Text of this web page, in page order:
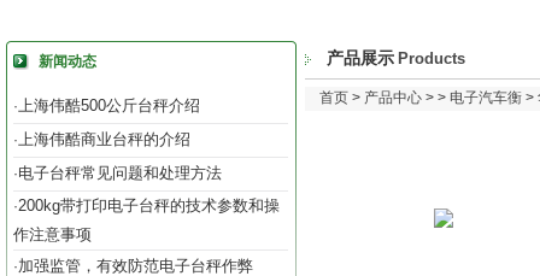
新闻动态
·上海伟酷500公斤台秤介绍
·上海伟酷商业台秤的介绍
·电子台秤常见问题和处理方法
·200kg带打印电子台秤的技术参数和操
作注意事项
·加强监管，有效防范电子台秤作弊
产品展示 Products
首页 > 产品中心 > > 电子汽车衡 >